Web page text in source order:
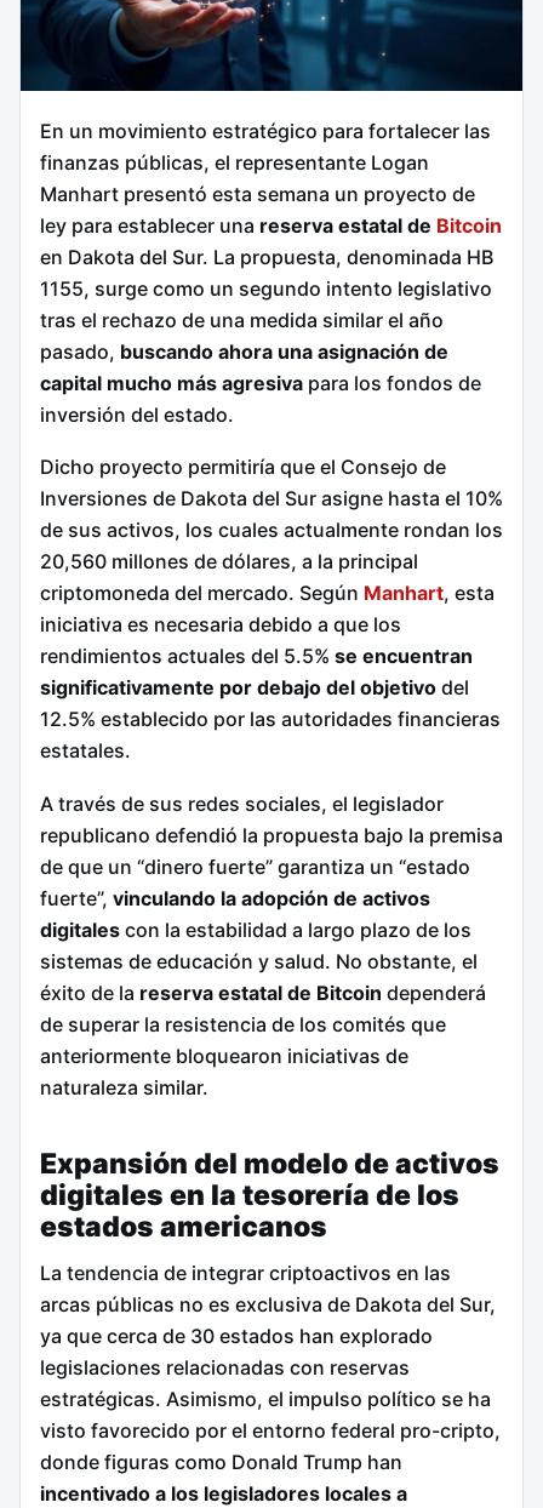
En un movimiento estratégico para fortalecer las
finanzas públicas, el representante Logan
Manhart presentó esta semana un proyecto de
ley para establecer una reserva estatal de Bitcoin
en Dakota del Sur. La propuesta, denominada HB
1155, surge como un segundo intento legislativo
tras el rechazo de una medida similar el año
pasado, buscando ahora una asignación de
capital mucho más agresiva para los fondos de
inversión del estado.
Dicho proyecto permitiría que el Consejo de
Inversiones de Dakota del Sur asigne hasta el 10%
de sus activos, los cuales actualmente rondan los
20,560 millones de dólares, a la principal
criptomoneda del mercado. Según Manhart, esta
iniciativa es necesaria debido a que los
rendimientos actuales del 5.5% se encuentran
significativamente por debajo del objetivo del
12.5% establecido por las autoridades financieras
estatales.
A través de sus redes sociales, el legislador
republicano defendió la propuesta bajo la premisa
de que un “dinero fuerte” garantiza un “estado
fuerte”, vinculando la adopción de activos
digitales con la estabilidad a largo plazo de los
sistemas de educación y salud. No obstante, el
éxito de la reserva estatal de Bitcoin dependerá
de superar la resistencia de los comités que
anteriormente bloquearon iniciativas de
naturaleza similar.
Expansión del modelo de activos
digitales en la tesorería de los
estados americanos
La tendencia de integrar criptoactivos en las
arcas públicas no es exclusiva de Dakota del Sur,
ya que cerca de 30 estados han explorado
legislaciones relacionadas con reservas
estratégicas. Asimismo, el impulso político se ha
visto favorecido por el entorno federal pro-cripto,
donde figuras como Donald Trump han
incentivado a los legisladores locales a